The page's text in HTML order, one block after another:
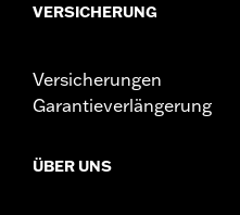
VERSICHERUNG
Versicherungen
Garantieverlängerung
ÜBER UNS